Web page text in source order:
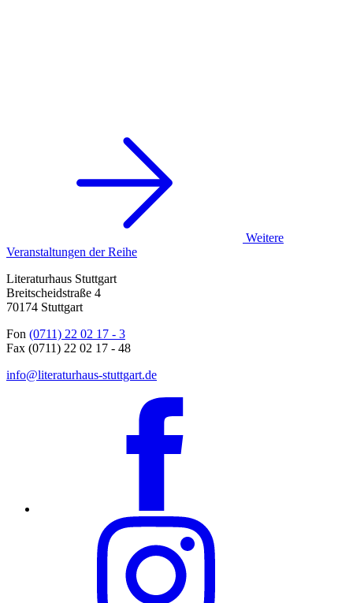
Weitere
Veranstaltungen der Reihe
Literaturhaus Stuttgart
Breitscheidstraße 4
70174 Stuttgart
Fon (0711) 22 02 17 - 3
Fax (0711) 22 02 17 - 48
info@literaturhaus-stuttgart.de